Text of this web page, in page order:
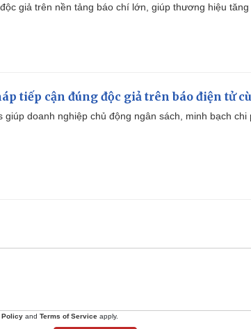
giả trên nền tảng báo chí lớn, giúp thương hiệu tăng
tiếp cận đúng độc giả trên báo điện tử
giúp doanh nghiệp chủ động ngân sách, minh bạch
Policy and Terms of Service apply.